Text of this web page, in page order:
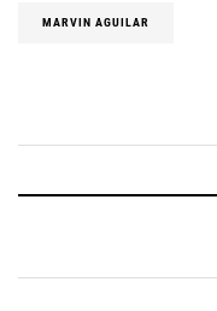
MARVIN AGUILAR